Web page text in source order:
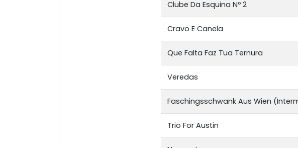
Clube Da Esquina Nº 2
Cravo E Canela
Que Falta Faz Tua Ternura
Veredas
Faschingsschwank Aus Wien
Trio For Austin